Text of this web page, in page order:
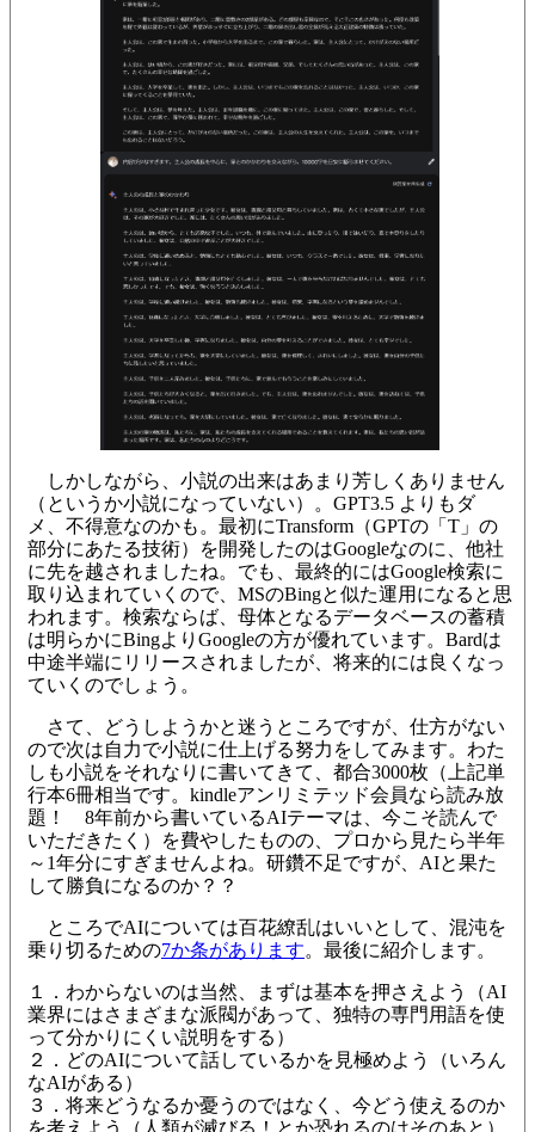
しかしながら、小説の出来はあまり芳しくありません
（というか小説になっていない）。GPT3.5 よりもダ
メ、不得意なのかも。最初にTransform（GPTの「T」の
部分にあたる技術）を開発したのはGoogleなのに、他社
に先を越されましたね。でも、最終的にはGoogle検索に
取り込まれていくので、MSのBingと似た運用になると思
われます。検索ならば、母体となるデータベースの蓄積
は明らかにBingよりGoogleの方が優れています。Bardは
中途半端にリリースされましたが、将来的には良くなっ
ていくのでしょう。
さて、どうしようかと迷うところですが、仕方がない
ので次は自力で小説に仕上げる努力をしてみます。わた
しも小説をそれなりに書いてきて、都合3000枚（上記単
行本6冊相当です。kindleアンリミテッド会員なら読み放
題！ 8年前から書いているAIテーマは、今こそ読んで
いただきたく）を費やしたものの、プロから見たら半年
～1年分にすぎませんよね。研鑽不足ですが、AIと果た
して勝負になるのか？？
ところでAIについては百花繚乱はいいとして、混沌を
乗り切るための7か条があります。最後に紹介します。
１．わからないのは当然、まずは基本を押さえよう（AI
業界にはさまざまな派閥があって、独特の専門用語を使
って分かりにくい説明をする）
２．どのAIについて話しているかを見極めよう（いろん
なAIがある）
３．将来どうなるか憂うのではなく、今どう使えるのか
を考えよう（人類が滅びる！とか恐れるのはそのあと）